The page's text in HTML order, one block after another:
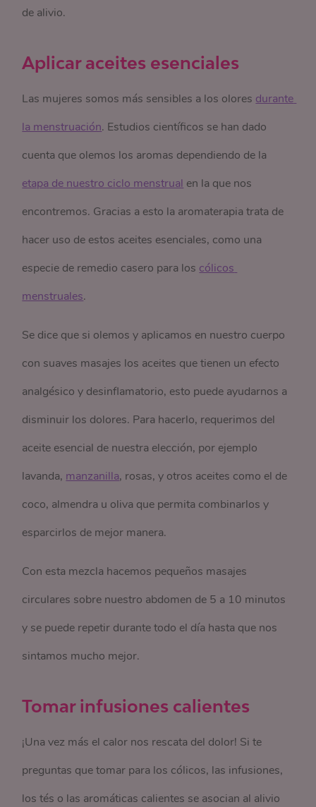
de alivio.
Aplicar aceites esenciales
Las mujeres somos más sensibles a los olores durante
la menstruación. Estudios científicos se han dado
cuenta que olemos los aromas dependiendo de la
etapa de nuestro ciclo menstrual en la que nos
encontremos. Gracias a esto la aromaterapia trata de
hacer uso de estos aceites esenciales, como una
especie de remedio casero para los cólicos
menstruales.
Se dice que si olemos y aplicamos en nuestro cuerpo
con suaves masajes los aceites que tienen un efecto
analgésico y desinflamatorio, esto puede ayudarnos a
disminuir los dolores. Para hacerlo, requerimos del
aceite esencial de nuestra elección, por ejemplo
lavanda, manzanilla, rosas, y otros aceites como el de
coco, almendra u oliva que permita combinarlos y
esparcirlos de mejor manera.
Con esta mezcla hacemos pequeños masajes
circulares sobre nuestro abdomen de 5 a 10 minutos
y se puede repetir durante todo el día hasta que nos
sintamos mucho mejor.
Tomar infusiones calientes
¡Una vez más el calor nos rescata del dolor! Si te
preguntas que tomar para los cólicos, las infusiones,
los tés o las aromáticas calientes se asocian al alivio